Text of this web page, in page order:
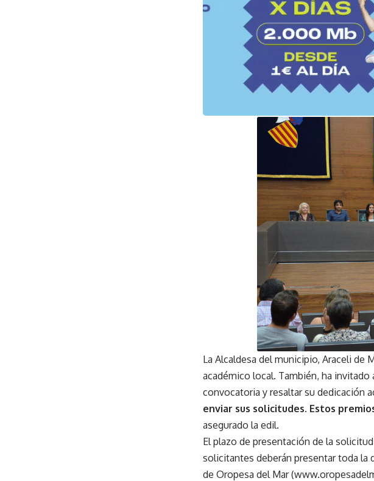
La Alcaldesa del municipio, Araceli de
académico local. También, ha
convocatoria y resaltar su dedicación
enviar sus solicitudes. Estos
asegurado la edil.
El plazo de presentación de la
solicitantes deberán presentar toda la
de Oropesa del Mar